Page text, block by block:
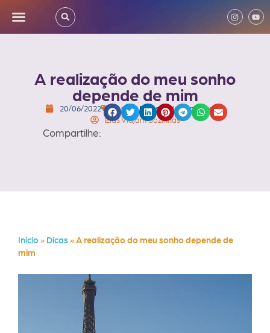
A realização do meu sonho
depende de mim
20/06/2022 Amor,Dicas,Relacionamentos
Elas Viajam Sozinhas
Compartilhe:
Início » Dicas»A realização do meu sonho depende de
mim